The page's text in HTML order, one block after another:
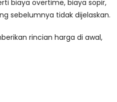
biaya overtime, biaya sopir,
sebelumnya tidak dijelaskan.
rincian harga di awal,